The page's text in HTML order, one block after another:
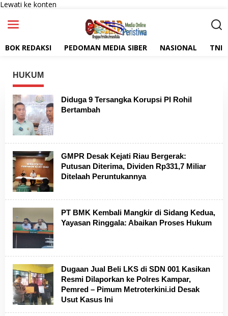
Lewati ke konten
BOK REDAKSI PEDOMAN MEDIA SIBER NASIONAL TNI
HUKUM
Diduga 9 Tersangka Korupsi PI Rohil
Bertambah
GMPR Desak Kejati Riau Bergerak:
Putusan Diterima, Dividen Rp331,7 Miliar
Ditelaah Peruntukannya
PT BMK Kembali Mangkir di Sidang Kedua,
Yayasan Ringgala: Abaikan Proses Hukum
Dugaan Jual Beli LKS di SDN 001 Kasikan
Resmi Dilaporkan ke Polres Kampar,
Pemred – Pimum Metroterkini.id Desak
Usut Kasus Ini